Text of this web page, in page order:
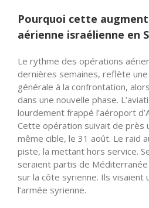
Pourquoi cette
aérienne israélienne en
Le rythme des opérations
dernières semaines, reflète
générale à la confrontation,
dans une nouvelle phase.
lourdement frappé l’aéroport
Cette opération suivait de près
même cible, le 31 août. Le raid
piste, la mettant hors service.
seraient partis de Méditerranée
sur la côte syrienne. Ils
l’armée syrienne.